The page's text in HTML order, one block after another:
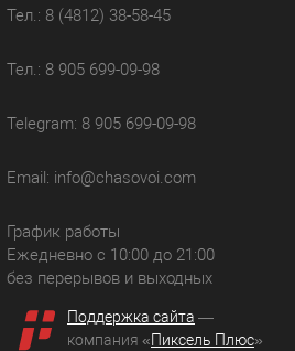
Тел.: 8 (4812) 38-58-45
Тел.: 8 905 699-09-98
Telegram: 8 905 699-09-98
Email: info@chasovoi.com
График работы
Ежедневно с 10:00 до 21:00
без перерывов и выходных
Поддержка сайта —
компания «Пиксель Плюс»